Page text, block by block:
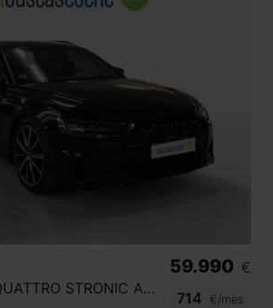
AVANT 45 TDI QUATTRO STRONIC ADVANCED
59.990 €
714
€/mes